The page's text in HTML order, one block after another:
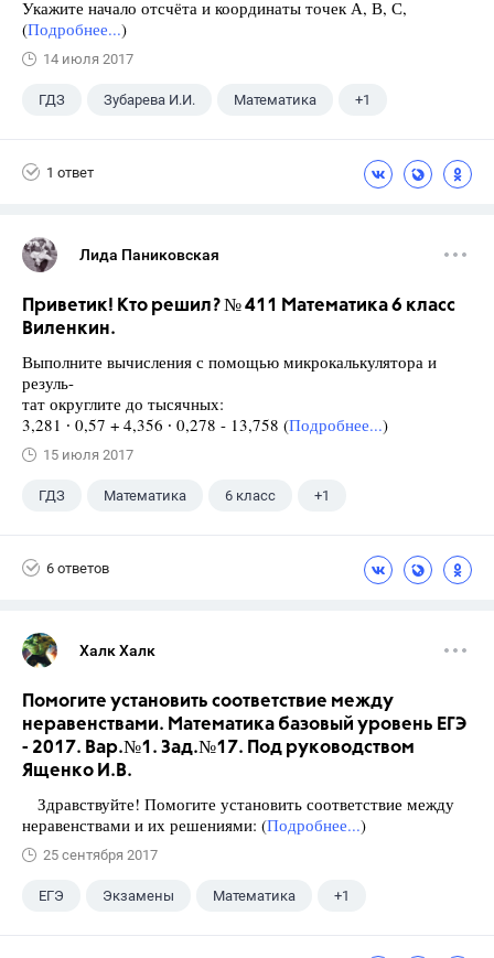
Укажите начало отсчёта и координаты точек А, В, С,
(Подробнее...)
14 июля 2017
ГДЗ Зубарева И.И. Математика +1
1 ответ
Лида Паниковская
Приветик! Кто решил? № 411 Математика 6 класс
Виленкин.
Выполните вычисления с помощью микрокалькулятора и
резуль-
тат округлите до тысячных:
3,281 ∙ 0,57 + 4,356 ∙ 0,278 - 13,758 (Подробнее...)
15 июля 2017
ГДЗ Математика 6 класс +1
6 ответов
Халк Халк
Помогите установить соответствие между
неравенствами. Математика базовый уровень ЕГЭ
- 2017. Вар.№1. Зад.№17. Под руководством
Ященко И.В.
Здравствуйте! Помогите установить соответствие между
неравенствами и их решениями: (Подробнее...)
25 сентября 2017
ЕГЭ Экзамены Математика +1